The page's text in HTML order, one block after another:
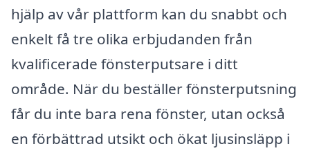
hjälp av vår plattform kan du snabbt och
enkelt få tre olika erbjudanden från
kvalificerade fönsterputsare i ditt
område. När du beställer fönsterputsning
får du inte bara rena fönster, utan också
en förbättrad utsikt och ökat ljusinsläpp i